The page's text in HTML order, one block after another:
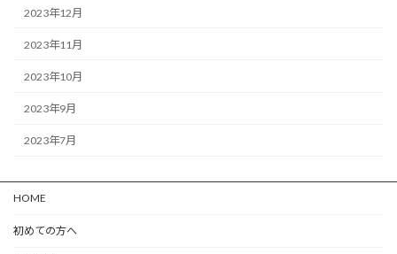
2023年12月
2023年11月
2023年10月
2023年9月
2023年7月
HOME
初めての方へ